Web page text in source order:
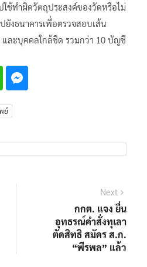
ใช้ทำผิดวัตถุประสงค์ของวัดหรือไม่
ยังธนาคารเพื่อตรวจสอบเส้น
และบุคคลใกล้ชิด รวมกว่า 10 บัญชี
ย์
Next
post:
กกต. แจง ยื่น
อุทธรณ์คำสั่งทุเลา
ตัดสิทธิ สมัคร ส.ก.
“พีรพล” แล้ว